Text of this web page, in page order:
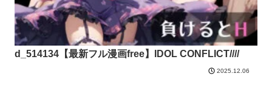
d_514134【最新フル漫画free】IDOL CONFLICT////
2025.12.06